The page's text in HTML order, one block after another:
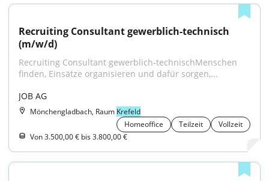
Recruiting Consultant gewerblich-technisch
(m/w/d)
Recruiting Consultant gewerblich-technischMenschen
finden, Einsätze organisieren und dafür sorgen,...
JOB AG
Mönchengladbach, Raum Krefeld
Homeoffice
Teilzeit
Vollzeit
Von 3.500,00 € bis 3.800,00 €